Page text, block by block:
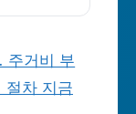
주거비 부
절차 지금